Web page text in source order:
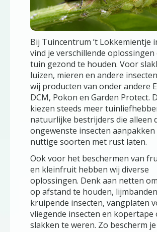
Bij Tuincentrum ’t Lokkemientje
vind je verschillende
tuin gezond te houden. Voor
luizen, mieren en andere
wij producten van onder andere
DCM, Pokon en Garden Protect.
kiezen steeds meer
natuurlijke bestrijders die alleen
ongewenste insecten aanpakken
nuttige soorten met rust laten.
Ook voor het beschermen van
en kleinfruit hebben wij diverse
oplossingen. Denk aan netten
op afstand te houden,
kruipende insecten, vangplaten
vliegende insecten en kopertape
slakken te weren. Zo bescherm